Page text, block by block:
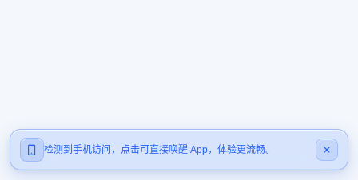
检测到手机访问，点击可直接唤醒 App，体验更流畅。